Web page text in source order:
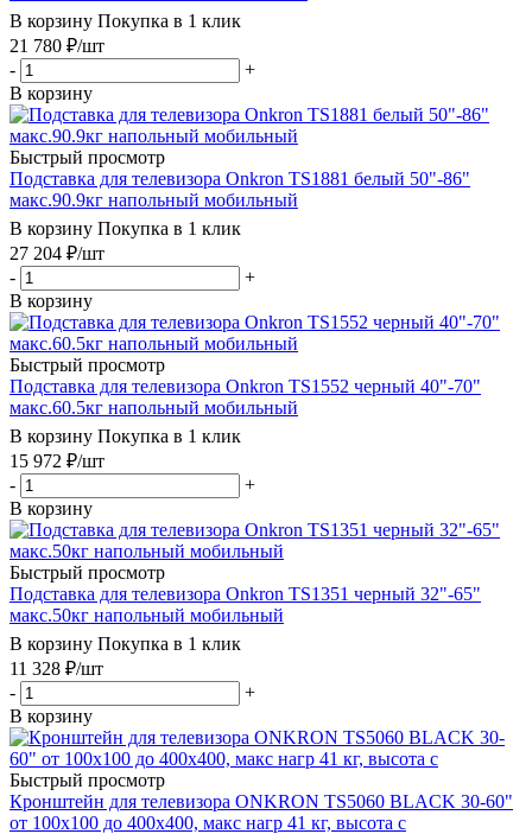
В корзину Покупка в 1 клик
21 780 ₽/шт
-
+
В корзину
Быстрый просмотр
Подставка для телевизора Onkron TS1881 белый 50"-86"
макс.90.9кг напольный мобильный
В корзину Покупка в 1 клик
27 204 ₽/шт
-
+
В корзину
Быстрый просмотр
Подставка для телевизора Onkron TS1552 черный 40"-70"
макс.60.5кг напольный мобильный
В корзину Покупка в 1 клик
15 972 ₽/шт
-
+
В корзину
Быстрый просмотр
Подставка для телевизора Onkron TS1351 черный 32"-65"
макс.50кг напольный мобильный
В корзину Покупка в 1 клик
11 328 ₽/шт
-
+
В корзину
Быстрый просмотр
Кронштейн для телевизора ONKRON TS5060 BLACK 30-60"
от 100х100 до 400х400, макс нагр 41 кг, высота с